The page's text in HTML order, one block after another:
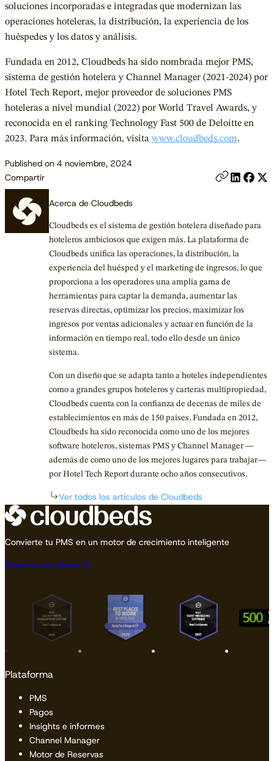
soluciones incorporadas e integradas que modernizan las
operaciones hoteleras, la distribución, la experiencia de los
huéspedes y los datos y análisis.
Fundada en 2012, Cloudbeds ha sido nombrada mejor PMS,
sistema de gestión hotelera y Channel Manager (2021-2024) por
Hotel Tech Report, mejor proveedor de soluciones PMS
hoteleras a nivel mundial (2022) por World Travel Awards, y
reconocida en el ranking Technology Fast 500 de Deloitte en
2023. Para más información, visita www.cloudbeds.com.
Published on 4 noviembre, 2024
Compartir
Acerca de Cloudbeds
Cloudbeds es el sistema de gestión hotelera diseñado para
hoteleros ambiciosos que exigen más. La plataforma de
Cloudbeds unifica las operaciones, la distribución, la
experiencia del huésped y el marketing de ingresos, lo que
proporciona a los operadores una amplia gama de
herramientas para captar la demanda, aumentar las
reservas directas, optimizar los precios, maximizar los
ingresos por ventas adicionales y actuar en función de la
información en tiempo real, todo ello desde un único
sistema.
Con un diseño que se adapta tanto a hoteles independientes
como a grandes grupos hoteleros y carteras multipropiedad,
Cloudbeds cuenta con la confianza de decenas de miles de
establecimientos en más de 150 países. Fundada en 2012,
Cloudbeds ha sido reconocida como uno de los mejores
software hoteleros, sistemas PMS y Channel Manager —
además de como uno de los mejores lugares para trabajar—
por Hotel Tech Report durante ocho años consecutivos.
Ver todos los artículos de Cloudbeds
Convierte tu PMS en un motor de crecimiento inteligente
Reserva una demo
Plataforma
PMS
Pagos
Insights e informes
Channel Manager
Motor de Reservas